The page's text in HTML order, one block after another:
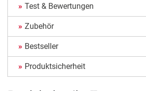
Test & Bewertungen
Zubehör
Bestseller
Produktsicherheit